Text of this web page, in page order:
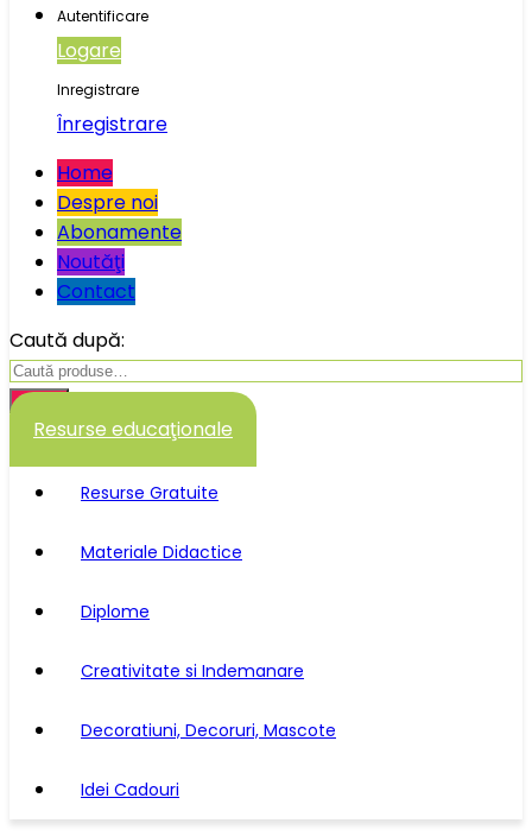
Autentificare
Logare
Inregistrare
Înregistrare
Home
Despre noi
Abonamente
Noutăţi
Contact
Caută după:
Caută
Resurse educaţionale
Resurse Gratuite
Materiale Didactice
Diplome
Creativitate si Indemanare
Decoratiuni, Decoruri, Mascote
Idei Cadouri